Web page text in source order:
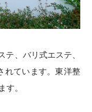
テ、バリ式エステ、
れています。東洋整
す。